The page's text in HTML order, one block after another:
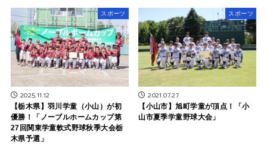
スポーツ
2025.11.12
【栃木県】羽川学童（小山）が初
優勝！「ノーブルホームカップ第
27回関東学童軟式野球秋季大会栃
木県予選」
スポーツ
2021.07.27
【小山市】旭町学童が頂点！「小
山市夏季学童野球大会」